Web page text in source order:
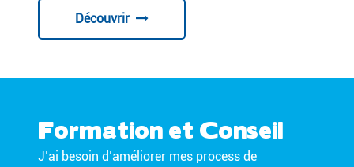
Découvrir
Formation et Conseil
J’ai besoin d’améliorer mes process de